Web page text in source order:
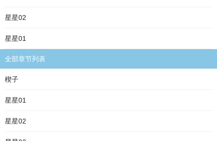
星星02
星星01
全部章节列表
楔子
星星01
星星02